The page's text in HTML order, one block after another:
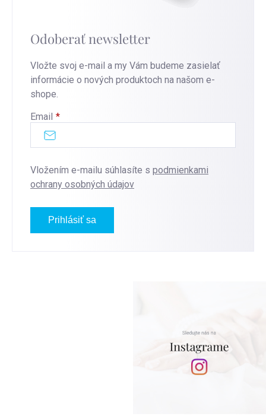
Odoberať newsletter
Vložte svoj e-mail a my Vám budeme zasielať
informácie o nových produktoch na našom e-
shope.
Email
Vložením e-mailu súhlasíte s podmienkami
ochrany osobných údajov
Prihlásiť sa